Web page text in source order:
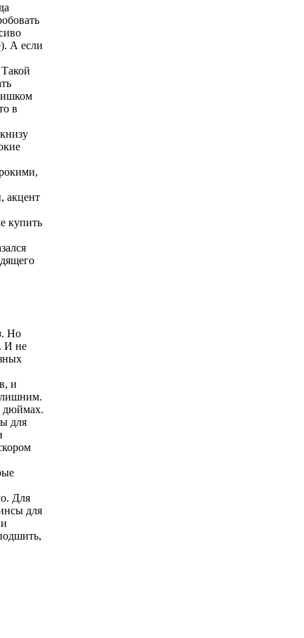
А если
в
акцент
купить
. Но
И не
и
лишним.
дюймах.
для
Для
для